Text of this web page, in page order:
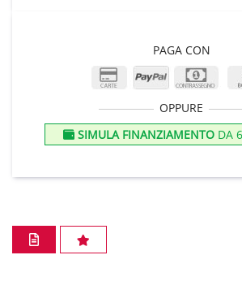
PAGA CON
OPPURE
SIMULA FINANZIAMENTO DA